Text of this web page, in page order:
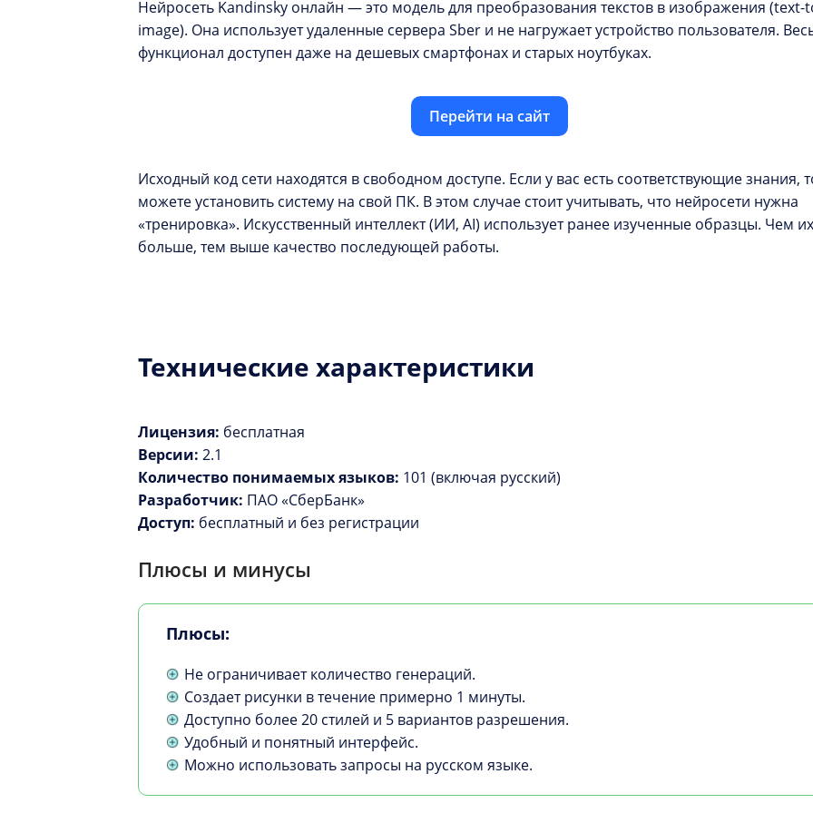
Нейросеть Kandinsky онлайн — это модель для преобразования текстов в изображения (text-
image). Она использует удаленные сервера Sber и не нагружает устройство пользователя.
функционал доступен даже на дешевых смартфонах и старых ноутбуках.
Перейти на сайт
Исходный код сети находятся в свободном доступе. Если у вас есть соответствующие знания,
можете установить систему на свой ПК. В этом случае стоит учитывать, что нейросети нужна
«тренировка». Искусственный интеллект (ИИ, AI) использует ранее изученные образцы. Чем их
больше, тем выше качество последующей работы.
Технические характеристики
Лицензия: бесплатная
Версии: 2.1
Количество понимаемых языков: 101 (включая русский)
Разработчик: ПАО «СберБанк»
Доступ: бесплатный и без регистрации
Плюсы и минусы
Плюсы:
Не ограничивает количество генераций.
Создает рисунки в течение примерно 1 минуты.
Доступно более 20 стилей и 5 вариантов разрешения.
Удобный и понятный интерфейс.
Можно использовать запросы на русском языке.